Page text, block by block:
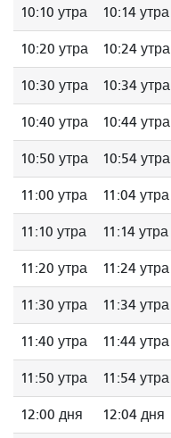
10:10 утра 10:14 утра
10:20 утра 10:24 утра
10:30 утра 10:34 утра
10:40 утра 10:44 утра
10:50 утра 10:54 утра
11:00 утра 11:04 утра
11:10 утра 11:14 утра
11:20 утра 11:24 утра
11:30 утра 11:34 утра
11:40 утра 11:44 утра
11:50 утра 11:54 утра
12:00 дня 12:04 дня